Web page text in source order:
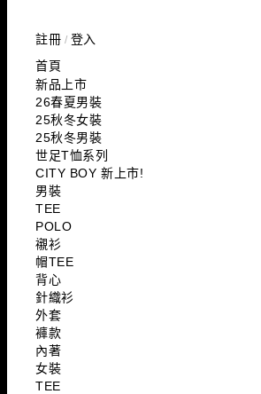
註冊 / 登入
首頁
新品上市
26春夏男裝
25秋冬女裝
25秋冬男裝
世足T恤系列
CITY BOY 新上市!
男裝
TEE
POLO
襯衫
帽TEE
背心
針織衫
外套
褲款
內著
女裝
TEE